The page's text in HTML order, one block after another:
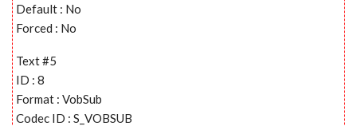
Default : No
Forced : No
Text #5
ID : 8
Format : VobSub
Codec ID : S_VOBSUB